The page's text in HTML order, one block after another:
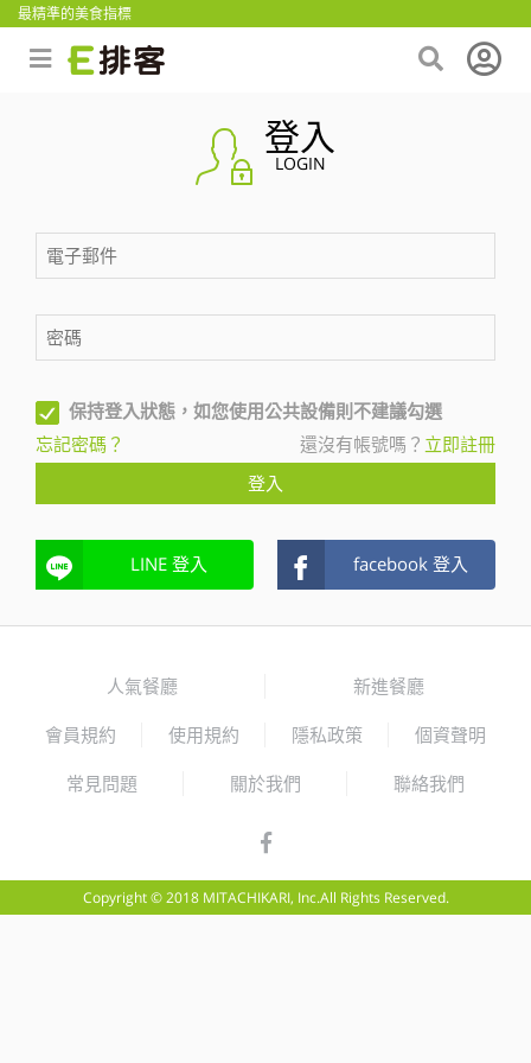
最精準的美食指標
登入
LOGIN
保持登入狀態，如您使用公共設備則不建議勾選
忘記密碼？
還沒有帳號嗎？ 立即註冊
登入
LINE 登入 facebook 登入
人氣餐廳 新進餐廳
會員規約 使用規約 隱私政策 個資聲明
常見問題 關於我們 聯絡我們
Copyright © 2018 MITACHIKARI, Inc.All Rights Reserved.